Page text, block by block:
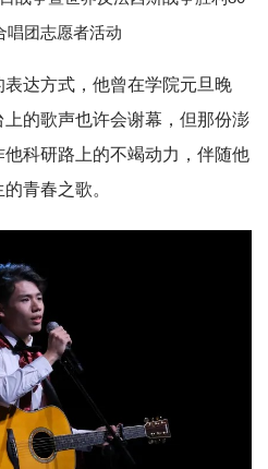
唱团志愿者活动
达方式，他曾在学院元旦晚
的歌声也许会谢幕，但那份澎
科研路上的不竭动力，伴随他
青春之歌。